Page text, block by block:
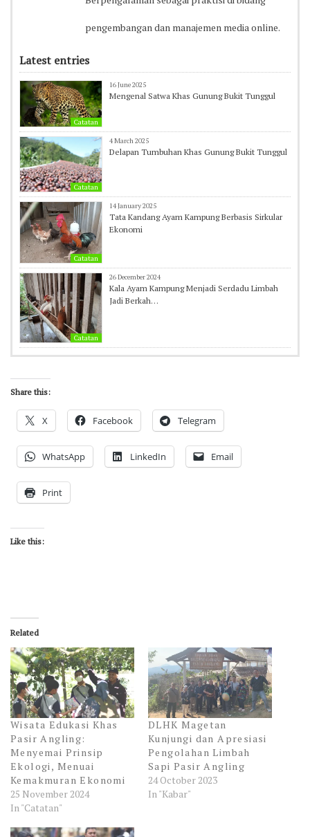
pengembangan dan manajemen media online.
Latest entries
Catatan
16 June 2025
Mengenal Satwa Khas Gunung Bukit Tunggul
Catatan
4 March 2025
Delapan Tumbuhan Khas Gunung Bukit Tunggul
Catatan
14 January 2025
Tata Kandang Ayam Kampung Berbasis Sirkular
Ekonomi
Catatan
26 December 2024
Kala Ayam Kampung Menjadi Serdadu Limbah
Jadi Berkah…
Share this:
X Facebook Telegram
WhatsApp LinkedIn Email
Print
Like this:
Related
Wisata Edukasi Khas
Pasir Angling:
Menyemai Prinsip
Ekologi, Menuai
Kemakmuran Ekonomi
25 November 2024
In "Catatan"
DLHK Magetan
Kunjungi dan Apresiasi
Pengolahan Limbah
Sapi Pasir Angling
24 October 2023
In "Kabar"